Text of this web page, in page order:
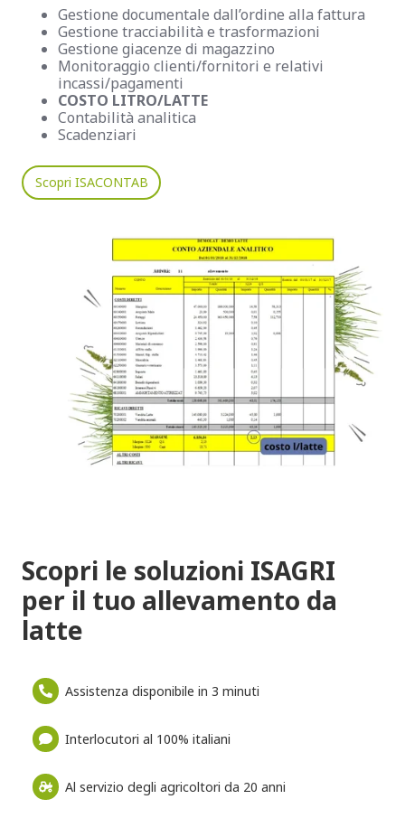
Gestione documentale dall’ordine alla fattura
Gestione tracciabilità e trasformazioni
Gestione giacenze di magazzino
Monitoraggio clienti/fornitori e relativi
incassi/pagamenti
COSTO LITRO/LATTE
Contabilità analitica
Scadenziari
Scopri ISACONTAB
Scopri le soluzioni ISAGRI
per il tuo allevamento da
latte
Assistenza disponibile in 3 minuti
Interlocutori al 100% italiani
Al servizio degli agricoltori da 20 anni